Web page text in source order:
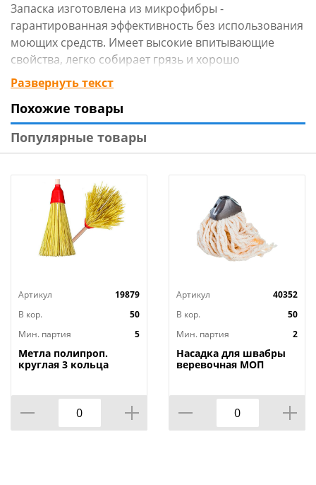
Запаска изготовлена из микрофибры -
гарантированная эффективность без использования
моющих средств. Имеет высокие впитывающие
свойства, легко собирает грязь и хорошо
выполаскивается. Отлично подходит для мытья и
полировки всех видов полов. Технические
характеристики: Вес: 130 г. Размеры запаски: 47 х
16,5 см. Размеры платформы: 40 х 10 см. Состав:
полиэстер, полипропилен (кармашки).
Развернуть текст
Похожие товары
Популярные товары
Артикул
19879
В кор.
50
Мин. партия
5
Метла полипроп.
круглая 3 кольца
5/5
Артикул
40352
В кор.
50
Мин. партия
2
Насадка для швабры
веревочная МОП